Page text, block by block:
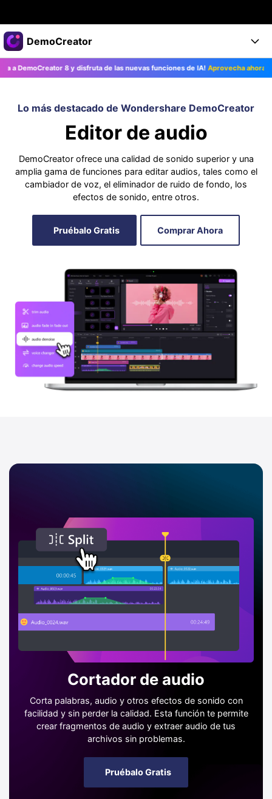
Productos destacados
Creatividad digital con AIGC
Utilidades
Empresas
Soluciones
Sala de prensa
Tienda
Soporte
DemoCreator
Productos
Características
IA
Características IA
Consejos sobre la IA
Soluciones
DemoCreator para
Blog
Ayuda
Empieza
Ayuda
DESCARGAR COMPRAR AHORA
8 y disfruta de las nuevas funciones de IA!Aprovecha ahora>>
Lo más destacado de Wondershare DemoCreator
Editor de audio
DemoCreator ofrece una calidad de sonido superior y una
amplia gama de funciones para editar audios, tales como el
cambiador de voz, el eliminador de ruido de fondo, los
efectos de sonido, entre otros.
Pruébalo Gratis Comprar Ahora
Cortador de audio
Corta palabras, audio y otros efectos de sonido con
facilidad y sin perder la calidad. Esta función te permite
crear fragmentos de audio y extraer audio de tus
archivos sin problemas.
Pruébalo Gratis